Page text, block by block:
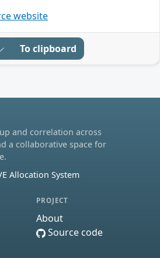
website
To clipboard
and correlation across
a collaborative space for
Allocation System
PROJECT
About
Source code